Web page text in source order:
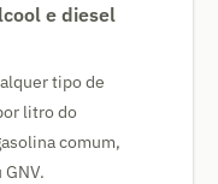
e diesel
tipo de
litro do
comum,